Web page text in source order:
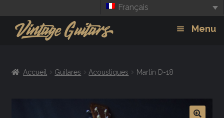
Français
Menu
Amplis
Accueil Guitares Acoustiques Martin D-18